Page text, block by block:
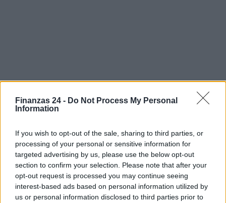
Finanzas 24 - Do Not Process My Personal
Information
If you wish to opt-out of the sale, sharing to third parties, or
processing of your personal or sensitive information for
targeted advertising by us, please use the below opt-out
section to confirm your selection. Please note that after your
opt-out request is processed you may continue seeing
interest-based ads based on personal information utilized by
us or personal information disclosed to third parties prior to
Sigue leyendo